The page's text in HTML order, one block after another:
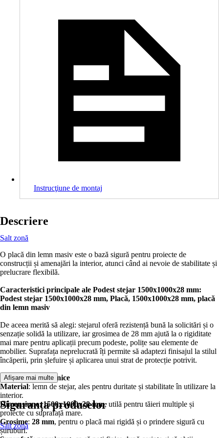
Instrucţiune de montaj
Descriere
Salt zonă
O placă din lemn masiv este o bază sigură pentru proiecte de
construcții și amenajări la interior, atunci când ai nevoie de stabilitate și
prelucrare flexibilă.
Caracteristici principale ale Podest stejar 1500x1000x28 mm:
Podest stejar 1500x1000x28 mm, Placă, 1500x1000x28 mm, placă
din lemn masiv
De aceea merită să alegi: stejarul oferă rezistență bună la solicitări și o
senzație solidă la utilizare, iar grosimea de 28 mm ajută la o rigiditate
mai mare pentru aplicații precum podeste, polițe sau elemente de
mobilier. Suprafața neprelucrată îți permite să adaptezi finisajul la stilul
încăperii, prin șlefuire și aplicarea unui strat de protecție potrivit.
Caracteristici tehnice
Material: lemn de stejar, ales pentru duritate și stabilitate în utilizare la
interior.
Dimensiune:1500x1000x28 mm, utilă pentru tăieri multiple și
proiecte cu suprafață mare.
Grosime: 28 mm, pentru o placă mai rigidă și o prindere sigură cu
șuruburi.
Afișare mai multe
Siguranța produselor
Salt zonă